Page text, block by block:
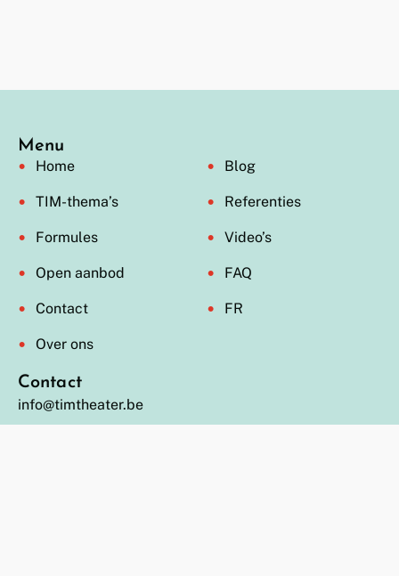
Contact
info@timtheater.be
Menu
Home
TIM-thema’s
Formules
Open aanbod
Contact
Over ons
Blog
Referenties
Video’s
FAQ
FR